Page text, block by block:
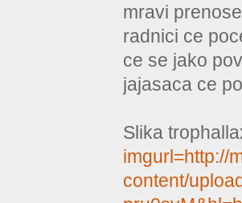
mravi
radnici ce
ce se jako
jajasaca ce
Slika
imgurl=http://
content/